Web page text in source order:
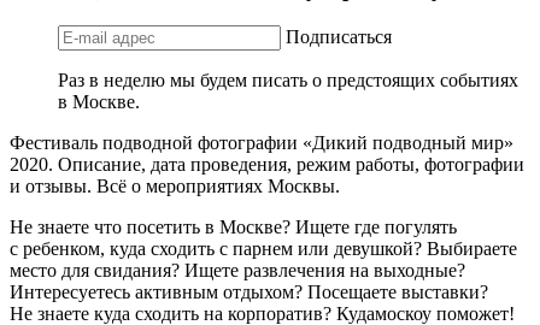
Подписаться
Раз в неделю мы будем писать о предстоящих событиях
в Москве.
Фестиваль подводной фотографии «Дикий подводный мир»
2020. Описание, дата проведения, режим работы, фотографии
и отзывы. Всё о мероприятиях Москвы.
Не знаете что посетить в Москве? Ищете где погулять
с ребенком, куда сходить с парнем или девушкой? Выбираете
место для свидания? Ищете развлечения на выходные?
Интересуетесь активным отдыхом? Посещаете выставки?
Не знаете куда сходить на корпоратив? Кудамоскоу поможет!